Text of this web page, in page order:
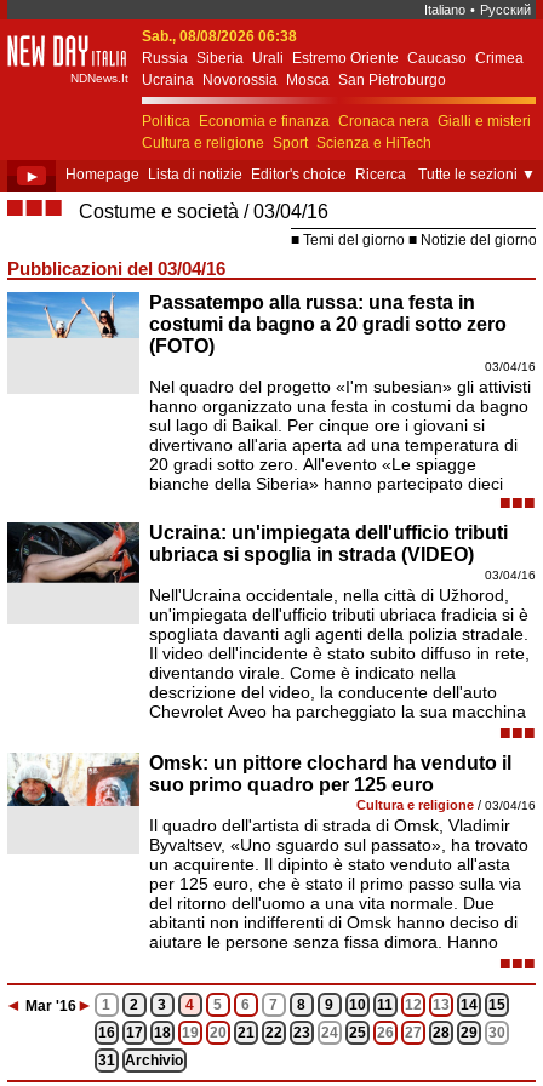
Italiano • Русский
New Day Italia
NDNews.It
Sab., 08/08/2026 06:38
Russia Siberia Urali Estremo Oriente Caucaso Crimea
Ucraina
Novorossia Mosca San Pietroburgo
Ekaterinburgo Kiev Simferopol
Sebastopoli
Politica
Economia e finanza Cronaca nera Gialli e misteri
Cultura e religione Sport Scienza e HiTech
Costume e società
Unione Europea
► Homepage Lista di notizie Editor's choice Ricerca Tutte le sezioni ▼
■■■ Costume e società 03/04/16
Temi del giorno Notizie del giorno
Pubblicazioni del 03/04/16
Passatempo alla russa: una festa in
costumi da bagno a 20 gradi sotto zero
(FOTO)
03/04/16
Nel quadro del progetto «I'm subesian» gli attivisti
hanno organizzato una festa in costumi da bagno
sul lago di Baikal. Per cinque ore i giovani si
divertivano all'aria aperta ad una temperatura di
20 gradi sotto zero. All'evento «Le spiagge
bianche della Siberia» hanno partecipato dieci
■■■
Ucraina: un'impiegata dell'ufficio tributi
ubriaca si spoglia in strada (VIDEO)
03/04/16
Nell'Ucraina occidentale, nella città di Užhorod,
un'impiegata dell'ufficio tributi ubriaca fradicia si è
spogliata davanti agli agenti della polizia stradale.
Il video dell'incidente è stato subito diffuso in rete,
diventando virale. Come è indicato nella
descrizione del video, la conducente dell'auto
Chevrolet Aveo ha parcheggiato la sua macchina
■■■
Omsk: un pittore clochard ha venduto il
suo primo quadro per 125 euro
Cultura e religione / 03/04/16
Il quadro dell'artista di strada di Omsk, Vladimir
Byvaltsev, «Uno sguardo sul passato», ha trovato
un acquirente. Il dipinto è stato venduto all'asta
per 125 euro, che è stato il primo passo sulla via
del ritorno dell'uomo a una vita normale. Due
abitanti non indifferenti di Omsk hanno deciso di
aiutare le persone senza fissa dimora. Hanno
■■■
◄ Mar '16► 1 2 3 4 5 6 7 8 9 10 11 12 13 14
15
16
17 18 19 20 21 22 23 24 25 26 27 28 29
30
31
Archivio